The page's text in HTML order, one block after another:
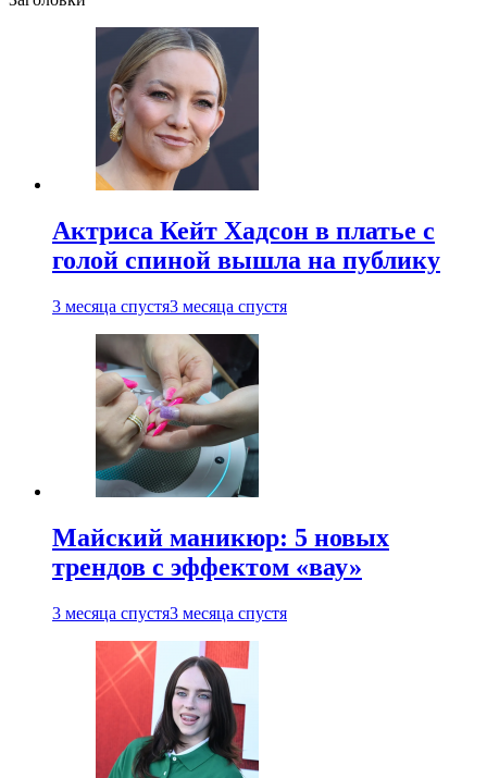
Актриса Кейт Хадсон в платье с
голой спиной вышла на публику
3 месяца спустя3 месяца спустя
Майский маникюр: 5 новых
трендов с эффектом «вау»
3 месяца спустя3 месяца спустя